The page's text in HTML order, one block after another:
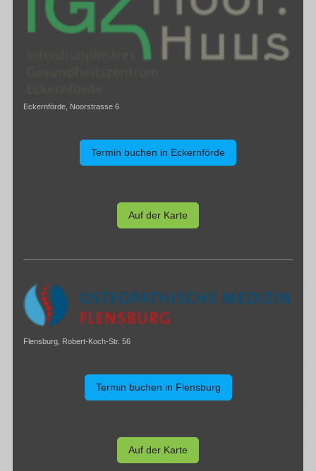
Eckernförde, Noorstrasse 6
Termin buchen in Eckernförde
Auf der Karte
Flensburg, Robert-Koch-Str. 56
Termin buchen in Flensburg
Auf der Karte